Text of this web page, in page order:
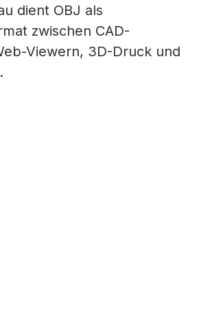
dient OBJ als
zwischen CAD-
Viewern, 3D-Druck und